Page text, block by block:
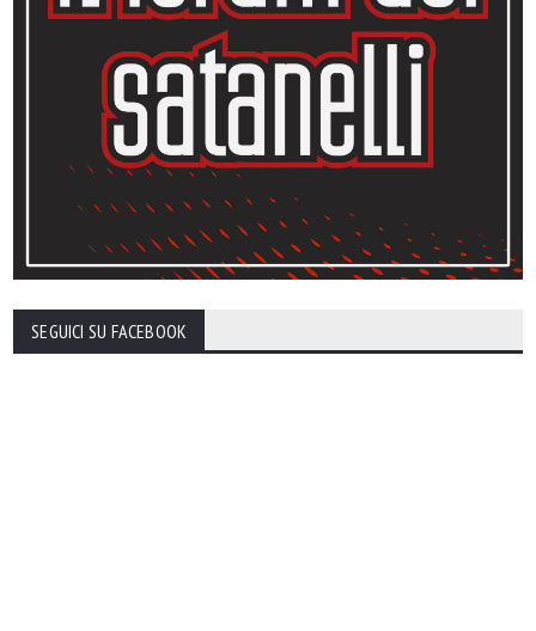
SEGUICI SU FACEBOOK